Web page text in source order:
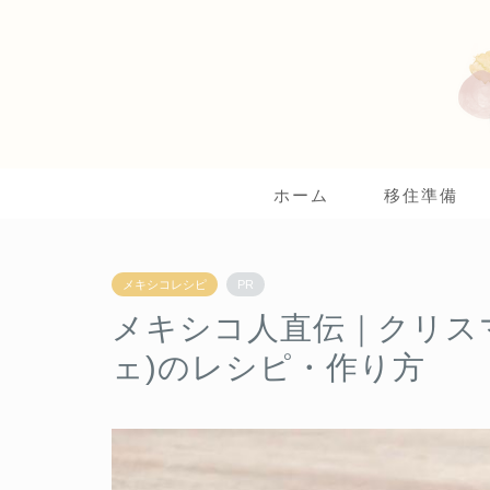
ホーム 移住準備
メキシコレシピ PR
メキシコ人直伝｜クリ
ェ)のレシピ・作り方